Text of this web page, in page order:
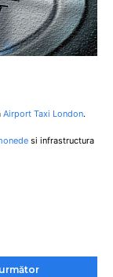
Airport Taxi London.
si infrastructura